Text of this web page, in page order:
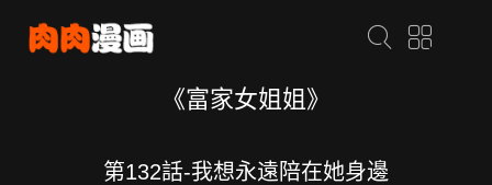
《富家女姐姐》
第132話-我想永遠陪在她身邊